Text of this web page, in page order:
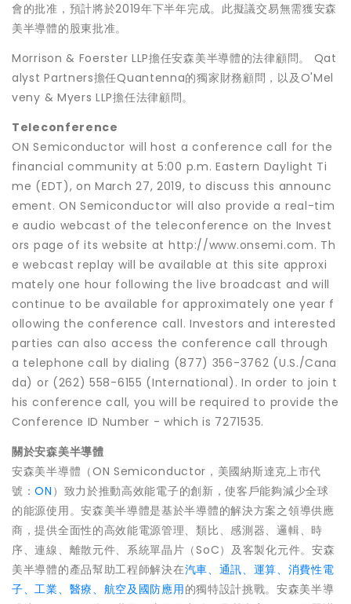
會的批准，預計將於2019年下半年完成。此擬議交易無需獲安森
美半導體的股東批准。
Morrison & Foerster LLP擔任安森美半導體的法律顧問。 Qat
alyst Partners擔任Quantenna的獨家財務顧問，以及O'Mel
veny & Myers LLP擔任法律顧問。
Teleconference
ON Semiconductor will host a conference call for the
financial community at 5:00 p.m. Eastern Daylight Ti
me (EDT), on March 27, 2019, to discuss this announc
ement. ON Semiconductor will also provide a real-tim
e audio webcast of the teleconference on the Invest
ors page of its website at http://www.onsemi.com. Th
e webcast replay will be available at this site approxi
mately one hour following the live broadcast and will
continue to be available for approximately one year f
ollowing the conference call. Investors and interested
parties can also access the conference call through
a telephone call by dialing (877) 356-3762 (U.S./Cana
da) or (262) 558-6155 (International). In order to join t
his conference call, you will be required to provide the
Conference ID Number - which is 7271535.
關於安森美半導體
安森美半導體（ON Semiconductor，美國納斯達克上市代
號：ON ）致力於推動高效能電子的創新，使客戶能夠減少全球
的能源使用。安森美半導體是基於半導體的解決方案之領導供應
商，提供全面性的高效能電源管理、類比、感測器、邏輯、時
序、連線、離散元件、系統單晶片（SoC）及客製化元件。安森
美半導體的產品幫助工程師解決在汽車、通訊、運算、消費性電
子、工業、醫療、航空及國防應用的獨特設計挑戰。安森美半導